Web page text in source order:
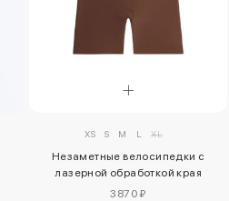
XS S M L XL
Незаметные велосипедки с
лазерной обработкой края
3870 ₽